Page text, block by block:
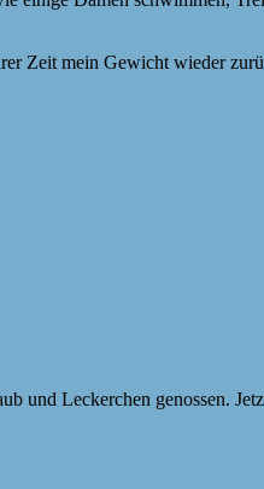
Zeit mein Gewicht wieder
und Leckerchen genossen.